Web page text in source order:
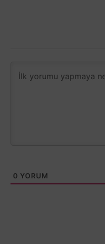
0 YORUM